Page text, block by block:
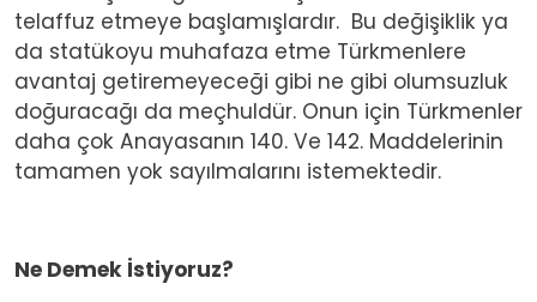
telaffuz etmeye başlamışlardır. Bu değişiklik ya
da statükoyu muhafaza etme Türkmenlere
avantaj getiremeyeceği gibi ne gibi olumsuzluk
doğuracağı da meçhuldür. Onun için Türkmenler
daha çok Anayasanın 140. Ve 142. Maddelerinin
tamamen yok sayılmalarını istemektedir.
Ne Demek İstiyoruz?